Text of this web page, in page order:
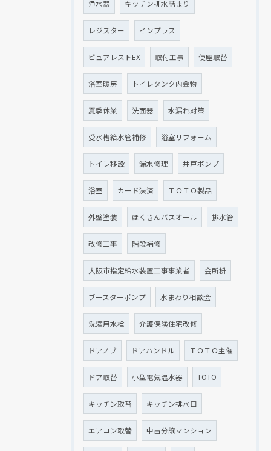
浄水器 キッチン排水詰まり
レジスター インプラス
ピュアレストEX 取付工事 便座取替
浴室暖房 トイレタンク内金物
夏季休業 洗面器 水漏れ対策
受水槽給水管補修 浴室リフォーム
トイレ移設 漏水修理 井戸ポンプ
浴室 カード決済 ＴＯＴＯ製品
外壁塗装 ほくさんバスオール 排水管
改修工事 階段補修
大阪市指定給水装置工事事業者 会所枡
ブースターポンプ 水まわり相談会
洗濯用水栓 介護保険住宅改修
ドアノブ ドアハンドル ＴＯＴＯ主催
ドア取替 小型電気温水器 TOTO
キッチン取替 キッチン排水口
エアコン取替 中古分譲マンション